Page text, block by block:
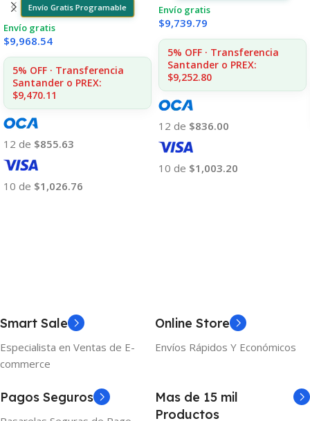
Envío Gratis Programable
Envío gratis
$9,968.54
5% OFF · Transferencia
Santander o PREX:
$9,470.11
12 de $855.63
10 de $1,026.76
Envío gratis
$9,739.79
5% OFF · Transferencia
Santander o PREX:
$9,252.80
12 de $836.00
10 de $1,003.20
Smart Sale
Especialista en Ventas de E-
commerce
Online Store
Envíos Rápidos Y Económicos
Pagos Seguros
Mas de 15 mil
Productos